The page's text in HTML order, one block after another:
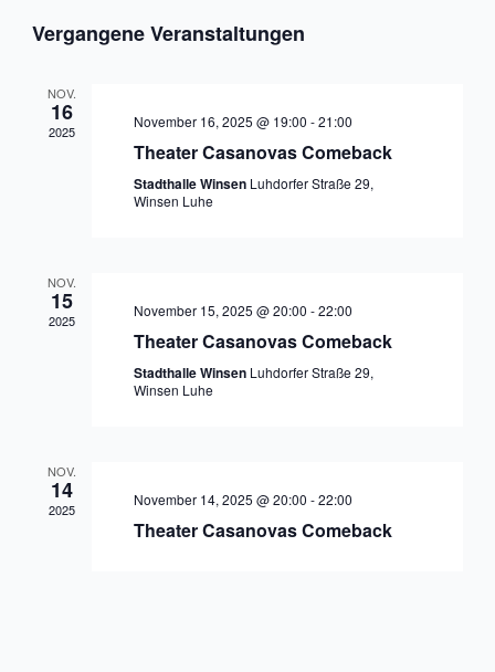
wählen.
Vergangene Veranstaltungen
NOV.
16
2025
November 16, 2025 @ 19:00 -21:00
Theater Casanovas Comeback
Stadthalle Winsen Luhdorfer Straße 29,
Winsen Luhe
NOV.
15
2025
November 15, 2025 @ 20:00 -22:00
Theater Casanovas Comeback
Stadthalle Winsen Luhdorfer Straße 29,
Winsen Luhe
NOV.
14
2025
November 14, 2025 @ 20:00 -22:00
Theater Casanovas Comeback